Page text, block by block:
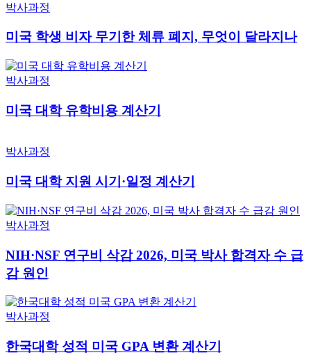
박사과정
미국 학생 비자 무기한 체류 폐지, 무엇이 달라지나
박사과정
미국 대학 유학비용 계산기
박사과정
미국 대학 지원 시기·일정 계산기
박사과정
NIH·NSF 연구비 삭감 2026, 미국 박사 합격자 수 급
감 원인
박사과정
한국대학 성적 미국 GPA 변환 계산기